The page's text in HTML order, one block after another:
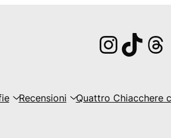
Instagram
TikTok
Recensioni Quattro Chiacchere